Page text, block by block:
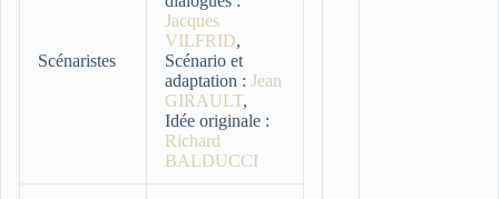
Scénaristes
Jacques
VILFRID,
Scénario et
adaptation : Jean
GIRAULT,
Idée originale :
Richard
BALDUCCI